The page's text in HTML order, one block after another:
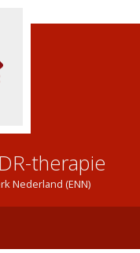
therapie
Nederland (ENN)